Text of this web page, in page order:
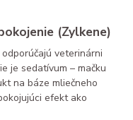
(Zylkene)
veterinárni
je sedatívum – mačku
na báze mliečneho
efekt ako